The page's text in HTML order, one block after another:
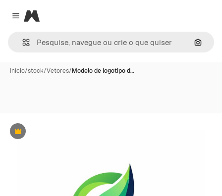
Close menu
Magnific
Início/stock/Vetores/Modelo de logotipo d…
Premium